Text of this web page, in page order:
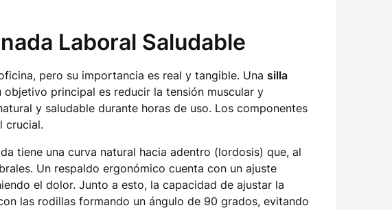
Laboral Saludable
pero su importancia es real y tangible. Una silla
principal es reducir la tensión muscular y
y saludable durante horas de uso. Los componentes
crucial.
tiene una curva natural hacia adentro (lordosis) que, al
Un respaldo ergonómico cuenta con un ajuste
el dolor. Junto a esto, la capacidad de ajustar la
las rodillas formando un ángulo de 90 grados, evitando